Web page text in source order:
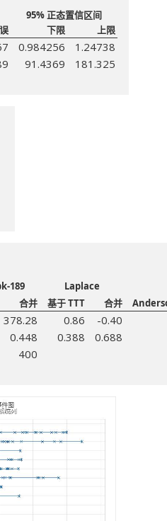
95% 正态置信区间
下限 上限
0.984256
1.24738
91.4369 181.325
189
Laplace
合并 基于 TTT 合并
378.28 0.86
-0.40
0.448 0.388
0.688
400